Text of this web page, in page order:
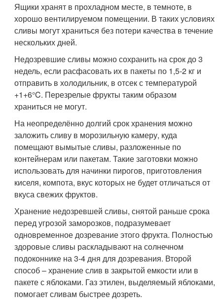
Ящики хранят в прохладном месте, в темноте, в
хорошо вентилируемом помещении. В таких условиях
сливы могут храниться без потери качества в течение
нескольких дней.
Недозревшие сливы можно сохранить на срок до 3
недель, если расфасовать их в пакеты по 1,5-2 кг и
отправить в холодильник, в отсек с температурой
+1+6°C. Перезрелые фрукты таким образом
храниться не могут.
На неопределённо долгий срок хранения можно
заложить сливу в морозильную камеру, куда
помещают вымытые сливы, разложенные по
контейнерам или пакетам. Такие заготовки можно
использовать для начинки пирогов, приготовления
киселя, компота, вкус которых не будет отличаться от
вкуса свежих фруктов.
Хранение недозревшей сливы, снятой раньше срока
перед угрозой заморозков, подразумевает
одновременное дозревание этого фрукта. Полностью
здоровые сливы раскладывают на солнечном
подоконнике на 3-4 дня для дозревания. Второй
способ – хранение слив в закрытой емкости или в
пакете с яблоками. Газ этилен, выделяемый яблоками,
помогает сливам быстрее дозреть.